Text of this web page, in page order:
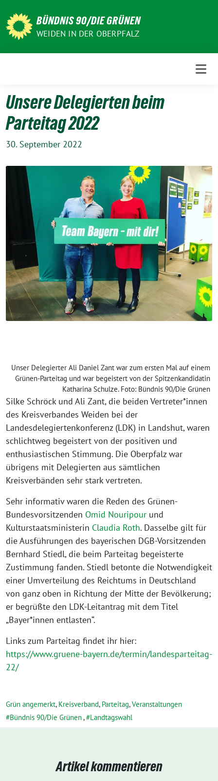
zum
Inhalt
BÜNDNIS 90/DIE GRÜNEN
WEIDEN IN DER OBERPFALZ
Unsere Delegierten beim
Parteitag 2022
30. September 2022
Unser Delegierter Ali Daniel Zant war zum ersten Mal auf einem
Grünen-Parteitag und war begeistert von der Spitzenkandidatin
Katharina Schulze. Foto: Bündnis 90/Die Grünen
Silke Schröck und Ali Zant, die beiden Vertreter*innen
des Kreisverbandes Weiden bei der
Landesdelegiertenkonferenz (LDK) in Landshut, waren
schlichtweg begeistert von der positiven und
enthusiastischen Stimmung. Die Oberpfalz war
übrigens mit Delegierten aus sämtlichen
Kreisverbänden sehr stark vertreten.
Sehr informativ waren die Reden des Grünen-
Bundesvorsitzenden Omid Nouripour und
Kulturstaatsministerin Claudia Roth. Dasselbe gilt für
die Ausführungen des bayerischen DGB-Vorsitzenden
Bernhard Stiedl, die beim Parteitag begeisterte
Zustimmung fanden. Stiedl betonte die Notwendigkeit
einer Umverteilung des Reichtums in Deutschland
von ganz oben in Richtung der Mitte der Bevölkerung;
er begrüßte den LDK-Leitantrag mit dem Titel
„Bayer*innen entlasten“.
Links zum Parteitag findet ihr hier:
https://www.gruene-bayern.de/termin/landesparteitag-
22/
Grün angemerkt, Kreisverband, Parteitag,Veranstaltungen
Bündnis 90/Die Grünen, Landtagswahl
Artikel kommentieren